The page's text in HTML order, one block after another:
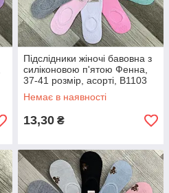
Підслідники жіночі бавовна з
силіконовою п'ятою Фенна,
37-41 розмір, асорті, В1103
Немає в наявності
13,30 ₴